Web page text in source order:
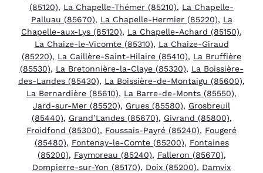
(85120), La Chapelle-Thémer (85210), La Chapelle-
Palluau (85670), La Chapelle-Hermier (85220), La
Chapelle-aux-Lys (85120), La Chapelle-Achard (85150),
La Chaize-le-Vicomte (85310), La Chaize-Giraud
(85220), La Caillère-Saint-Hilaire (85410), La Bruffière
(85530), La Bretonnière-la-Claye (85320), La Boissière-
des-Landes (85430), La Boissière-de-Montaigu (85600),
La Bernardière (85610), La Barre-de-Monts (85550),
Jard-sur-Mer (85520), Grues (85580), Grosbreuil
(85440), Grand’Landes (85670), Givrand (85800),
Froidfond (85300), Foussais-Payré (85240), Fougeré
(85480), Fontenay-le-Comte (85200), Fontaines
(85200), Faymoreau (85240), Falleron (85670),
Dompierre-sur-Yon (85170), Doix (85200), Damvix